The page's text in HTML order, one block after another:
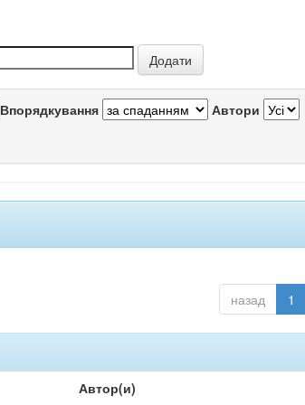
Впорядкування Автори
назад 1
Автор(и)